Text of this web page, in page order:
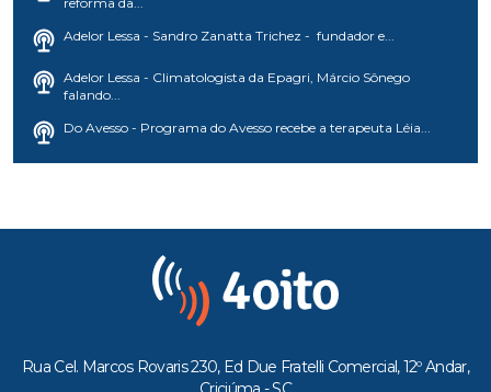
Adelor Lessa - Sandro Zanatta Trichez - fundador e...
Adelor Lessa - Climatologista da Epagri, Márcio Sônego
falando...
Do Avesso - Programa do Avesso recebe a terapeuta Léia...
Rua Cel. Marcos Rovaris 230, Ed Due Fratelli Comercial, 12º Andar,